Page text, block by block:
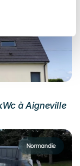
à Aigneville
Normandie